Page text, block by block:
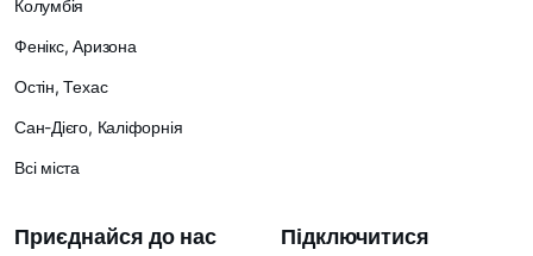
Колумбія
Фенікс, Аризона
Остін, Техас
Сан-Дієго, Каліфорнія
Всі міста
Приєднайся до нас Підключитися